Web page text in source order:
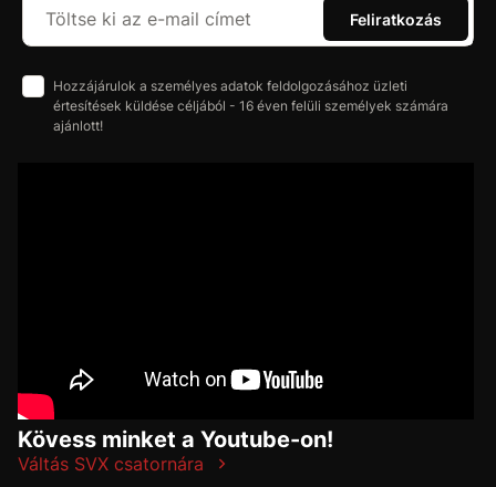
Feliratkozás
Hozzájárulok a személyes adatok feldolgozásához üzleti
értesítések küldése céljából - 16 éven felüli személyek számára
ajánlott!
Kövess minket a Youtube-on!
Váltás SVX csatornára